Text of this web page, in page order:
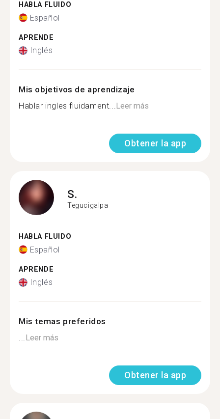
HABLA FLUIDO
Español
APRENDE
Inglés
Mis objetivos de aprendizaje
Hablar ingles fluidament...Leer más
Obtener la app
S.
Tegucigalpa
HABLA FLUIDO
Español
APRENDE
Inglés
Mis temas preferidos
...Leer más
Obtener la app